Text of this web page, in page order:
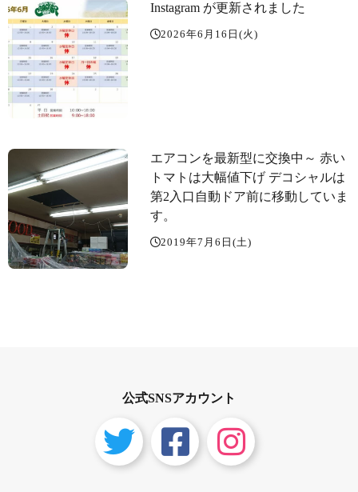
Instagram が更新されました
2026年6月16日(火)
エアコンを最新型に交換中～️ 赤い
トマトは大幅値下げ デコシャルは
第2入口自動ドア前に移動していま
す。
2019年7月6日(土)
公式SNSアカウント